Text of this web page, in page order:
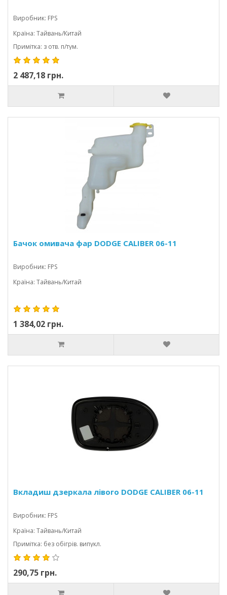
Виробник: FPS
Країна: Тайвань/Китай
Примітка: з отв. п/тум.
2 487,18 грн.
Бачок омивача фар DODGE CALIBER 06-11
Виробник: FPS
Країна: Тайвань/Китай
1 384,02 грн.
Вкладиш дзеркала лівого DODGE CALIBER 06-11
Виробник: FPS
Країна: Тайвань/Китай
Примітка: без обігрів. випукл.
290,75 грн.